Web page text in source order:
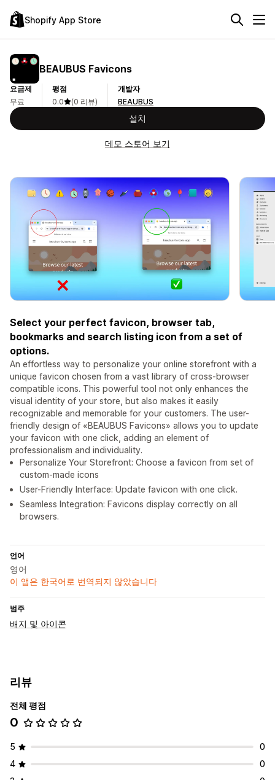
Shopify App Store
BEAUBUS Favicons
요금제
무료
평점
0.0
(0 리뷰)
개발자
BEAUBUS
설치
데모 스토어 보기
Select your perfect favicon, browser tab,
bookmarks and search listing icon from a set of
options.
An effortless way to personalize your online storefront with a
unique favicon chosen from a vast library of cross-browser
compatible icons. This powerful tool not only enhances the
visual identity of your store, but also makes it easily
recognizable and memorable for your customers. The user-
friendly design of «BEAUBUS Favicons» allows you to update
your favicon with one click, adding an element of
professionalism and individuality.
Personalize Your Storefront: Choose a favicon from set of
custom-made icons
User-Friendly Interface: Update favicon with one click.
Seamless Integration: Favicons display correctly on all
browsers.
언어
영어
이 앱은 한국어로 번역되지 않았습니다
범주
배지 및 아이콘
리뷰
전체 평점
0
5
0
4
0